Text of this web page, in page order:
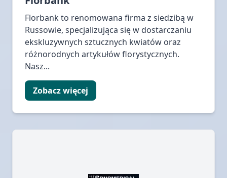
Florbank to renomowana firma z siedzibą w
Russowie, specjalizująca się w dostarczaniu
ekskluzywnych sztucznych kwiatów oraz
różnorodnych artykułów florystycznych.
Nasz...
Zobacz więcej